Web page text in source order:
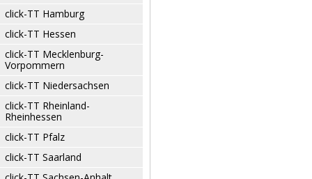
click-TT Hamburg
click-TT Hessen
click-TT Mecklenburg-
Vorpommern
click-TT Niedersachsen
click-TT Rheinland-
Rheinhessen
click-TT Pfalz
click-TT Saarland